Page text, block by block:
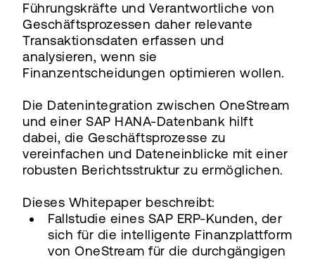
Führungskräfte und Verantwortliche von
Geschäftsprozessen daher relevante
Transaktionsdaten erfassen und
analysieren, wenn sie
Finanzentscheidungen optimieren wollen.
Die Datenintegration zwischen OneStream
und einer SAP HANA-Datenbank hilft
dabei, die Geschäftsprozesse zu
vereinfachen und Dateneinblicke mit einer
robusten Berichtsstruktur zu ermöglichen.
Dieses Whitepaper beschreibt:
Fallstudie eines SAP ERP-Kunden, der
sich für die intelligente Finanzplattform
von OneStream für die durchgängigen